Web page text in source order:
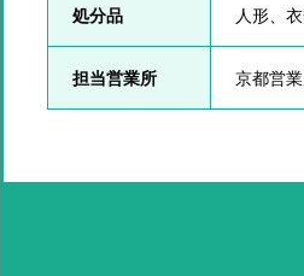
処分品 人形、
担当営業所 京都営